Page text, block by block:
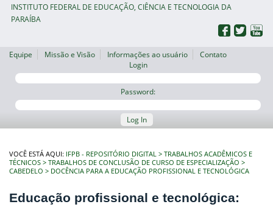
INSTITUTO FEDERAL DE EDUCAÇÃO, CIÊNCIA E TECNOLOGIA DA
PARAÍBA
Equipe Missão e Visão Informações ao usuário
Contato
Login
Password:
Log In
VOCÊ ESTÁ AQUI: IFPB - REPOSITÓRIO DIGITAL
TRABALHOS ACADÊMICOS E
TÉCNICOS
TRABALHOS DE CONCLUSÃO DE CURSO DE ESPECIALIZAÇÃO
CABEDELO
DOCÊNCIA PARA A EDUCAÇÃO PROFISSIONAL E TECNOLÓGICA
Educação profissional e tecnológica: